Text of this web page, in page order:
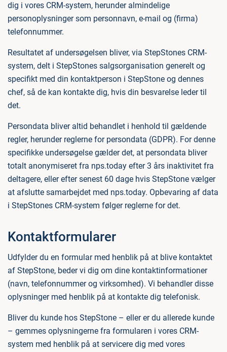
dig i vores CRM-system, herunder almindelige
personoplysninger som personnavn, e-mail og (firma)
telefonnummer.
Resultatet af undersøgelsen bliver, via StepStones CRM-
system, delt i StepStones salgsorganisation generelt og
specifikt med din kontaktperson i StepStone og dennes
chef, så de kan kontakte dig, hvis din besvarelse leder til
det.
Persondata bliver altid behandlet i henhold til gældende
regler, herunder reglerne for persondata (GDPR). For denne
specifikke undersøgelse gælder det, at persondata bliver
totalt anonymiseret fra nps.today efter 3 års inaktivitet fra
deltagere, eller efter senest 60 dage hvis StepStone vælger
at afslutte samarbejdet med nps.today. Opbevaring af data
i StepStones CRM-system følger reglerne for det.
Kontaktformularer
Udfylder du en formular med henblik på at blive kontaktet
af StepStone, beder vi dig om dine kontaktinformationer
(navn, telefonnummer og virksomhed). Vi behandler disse
oplysninger med henblik på at kontakte dig telefonisk.
Bliver du kunde hos StepStone – eller er du allerede kunde
– gemmes oplysningerne fra formularen i vores CRM-
system med henblik på at servicere dig med vores